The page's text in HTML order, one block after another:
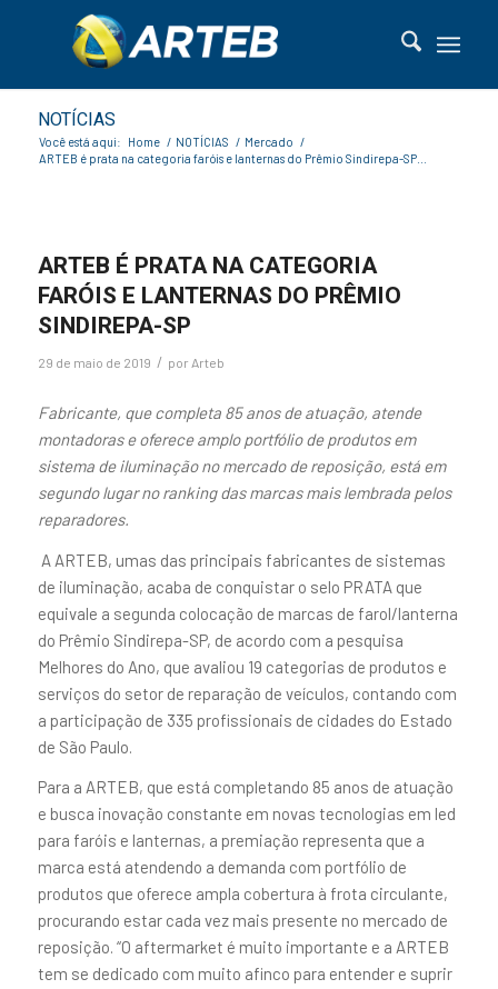
NOTÍCIAS
Você está aqui: Home / NOTÍCIAS / Mercado /
ARTEB é prata na categoria faróis e lanternas do Prêmio Sindirepa-SP...
ARTEB É PRATA NA CATEGORIA
FARÓIS E LANTERNAS DO PRÊMIO
SINDIREPA-SP
29 de maio de 2019 / por Arteb
Fabricante, que completa 85 anos de atuação, atende
montadoras e oferece amplo portfólio de produtos em
sistema de iluminação no mercado de reposição, está em
segundo lugar no ranking das marcas mais lembrada pelos
reparadores.
A ARTEB, umas das principais fabricantes de sistemas
de iluminação, acaba de conquistar o selo PRATA que
equivale a segunda colocação de marcas de farol/lanterna
do Prêmio Sindirepa-SP, de acordo com a pesquisa
Melhores do Ano, que avaliou 19 categorias de produtos e
serviços do setor de reparação de veículos, contando com
a participação de 335 profissionais de cidades do Estado
de São Paulo.
Para a ARTEB, que está completando 85 anos de atuação
e busca inovação constante em novas tecnologias em led
para faróis e lanternas, a premiação representa que a
marca está atendendo a demanda com portfólio de
produtos que oferece ampla cobertura à frota circulante,
procurando estar cada vez mais presente no mercado de
reposição. “O aftermarket é muito importante e a ARTEB
tem se dedicado com muito afinco para entender e suprir